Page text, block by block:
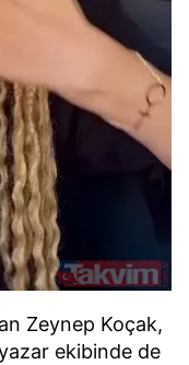
Zeynep Koçak,
ekibinde de